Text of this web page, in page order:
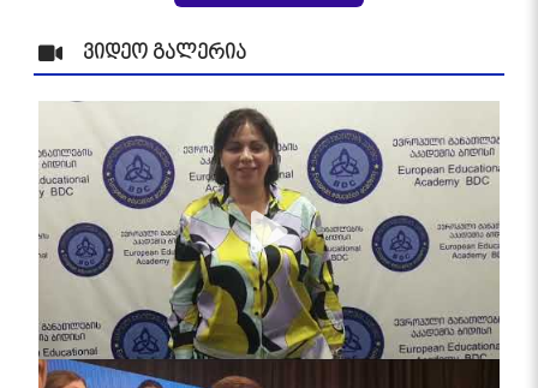
ვიდეო გალერია